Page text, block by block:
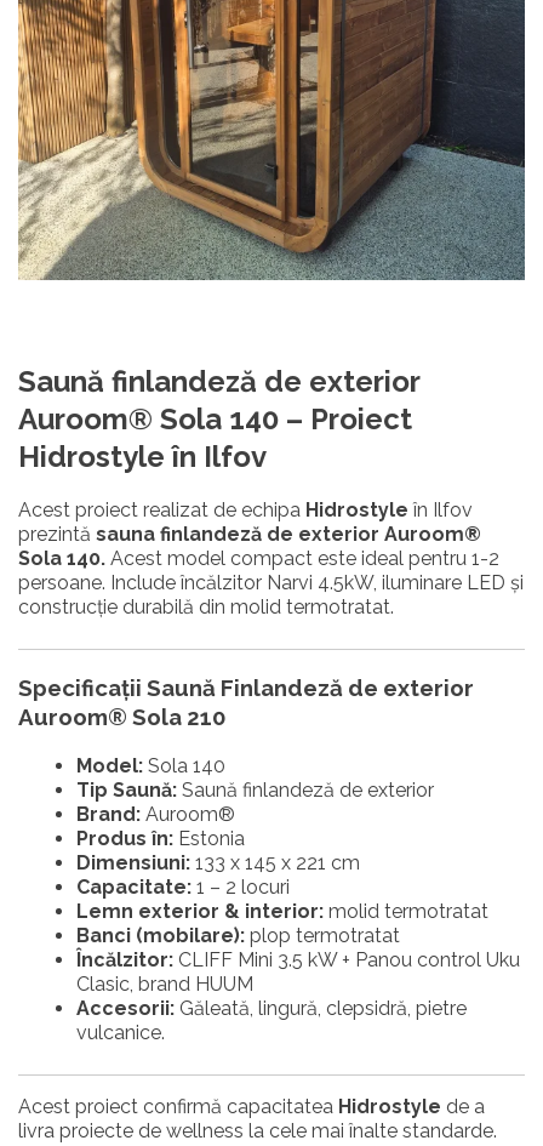
Saună finlandeză de exterior
Auroom® Sola 140 – Proiect
Hidrostyle în Ilfov
Acest proiect realizat de echipa Hidrostyle în Ilfov
prezintă sauna finlandeză de exterior Auroom®
Sola 140. Acest model compact este ideal pentru 1-2
persoane. Include încălzitor Narvi 4.5kW, iluminare LED și
construcție durabilă din molid termotratat.
Specificații Saună Finlandeză de exterior
Auroom® Sola 210
Model: Sola 140
Tip Saună: Saună finlandeză de exterior
Brand: Auroom®
Produs în: Estonia
Dimensiuni: 133 x 145 x 221 cm
Capacitate: 1 – 2 locuri
Lemn exterior & interior: molid termotratat
Banci (mobilare): plop termotratat
Încălzitor: CLIFF Mini 3.5 kW + Panou control Uku
Clasic, brand HUUM
Accesorii: Găleată, lingură, clepsidră, pietre
vulcanice.
Acest proiect confirmă capacitatea Hidrostyle de a
livra proiecte de wellness la cele mai înalte standarde.